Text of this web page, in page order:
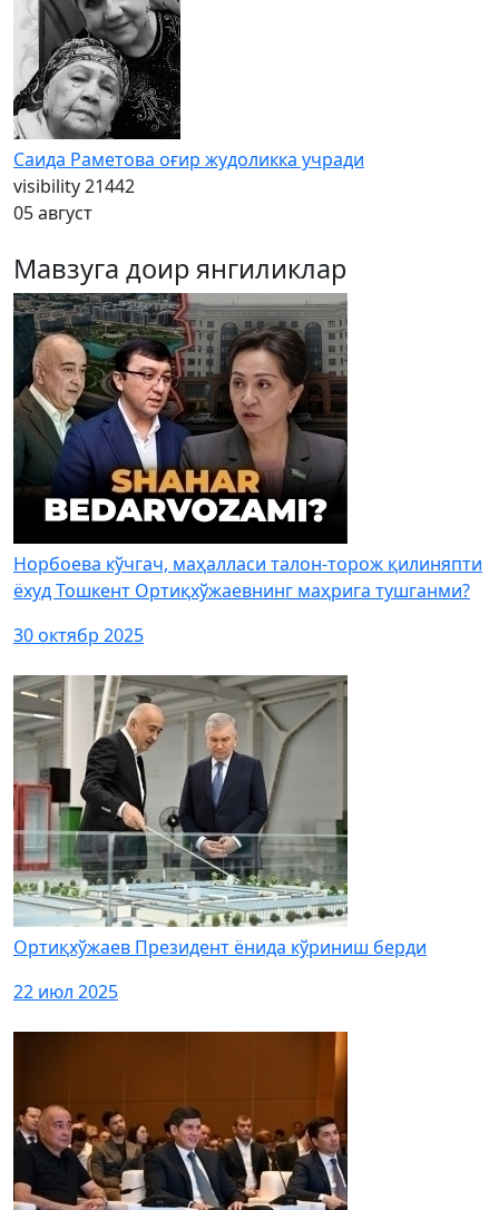
Саида Раметова оғир жудоликка учради
visibility21442
05 август
Мавзуга доир янгиликлар
Норбоева кўчгач, маҳалласи талон-торож қилиняпти
ёхуд Тошкент Ортиқхўжаевнинг маҳрига тушганми?
30 октябр 2025
Ортиқхўжаев Президент ёнида кўриниш берди
22 июл 2025